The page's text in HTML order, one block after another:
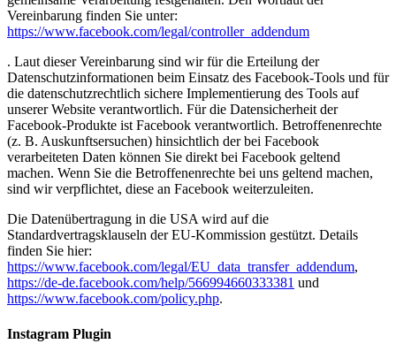
Vereinbarung finden Sie unter:
https://www.facebook.com/legal/controller_addendum
. Laut dieser Vereinbarung sind wir für die Erteilung der
Datenschutzinformationen beim Einsatz des Facebook-Tools und für
die datenschutzrechtlich sichere Implementierung des Tools auf
unserer Website verantwortlich. Für die Datensicherheit der
Facebook-Produkte ist Facebook verantwortlich. Betroffenenrechte
(z. B. Auskunftsersuchen) hinsichtlich der bei Facebook
verarbeiteten Daten können Sie direkt bei Facebook geltend
machen. Wenn Sie die Betroffenenrechte bei uns geltend machen,
sind wir verpflichtet, diese an Facebook weiterzuleiten.
Die Datenübertragung in die USA wird auf die
Standardvertragsklauseln der EU-Kommission gestützt. Details
finden Sie hier:
https://www.facebook.com/legal/EU_data_transfer_addendum,
https://de-de.facebook.com/help/566994660333381 und
https://www.facebook.com/policy.php.
Instagram Plugin